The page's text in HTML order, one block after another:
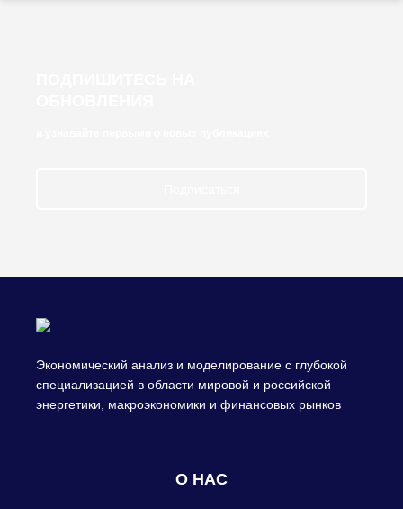
Экономический анализ и моделирование с глубокой
специализацией в области мировой и российской
энергетики, макроэкономики и финансовых рынков
О НАС